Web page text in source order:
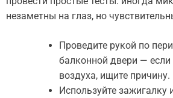
незаметны на глаз, но
Проведите рукой по
балконной двери —
воздуха, ищите причину.
Используйте зажигалку